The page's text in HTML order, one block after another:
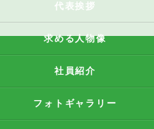
代表挨拶
求める人物像
社員紹介
フォトギャラリー